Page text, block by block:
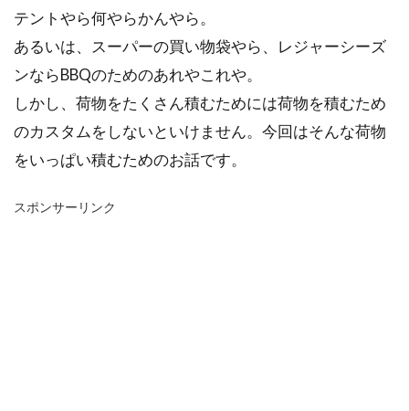
テントやら何やらかんやら。
あるいは、スーパーの買い物袋やら、レジャーシーズ
ンならBBQのためのあれやこれや。
しかし、荷物をたくさん積むためには荷物を積むため
のカスタムをしないといけません。今回はそんな荷物
をいっぱい積むためのお話です。
スポンサーリンク